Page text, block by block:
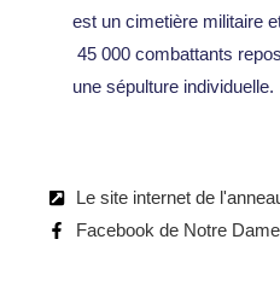
est un cimetière militaire
45 000 combattants
une sépulture individuelle.
Le site internet de
Facebook de Notre